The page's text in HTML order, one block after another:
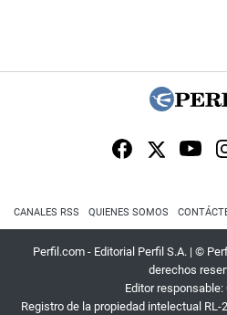
CANALES RSS QUIENES SOMOS
Perfil.com - Editorial Perfil S.A. | ©
derechos
Editor responsable:
Registro de la propiedad intelectual